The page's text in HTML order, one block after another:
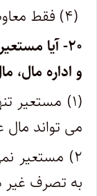
(۴) فقط معاوضه
۲۰- آیا
و اداره مال،
(۱) مستعیر
می تواند مال
۲) مستعیر
به تصرف